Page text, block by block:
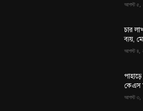
আগস্ট ৫,
চার
ব্যয়,
আগস্ট ৪,
কেএস
আগস্ট ৩,